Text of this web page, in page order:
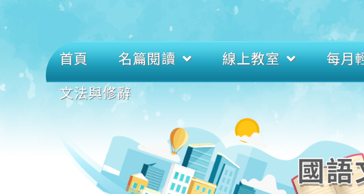
首頁 名篇閱讀 線上教室 每月
文法與修辭